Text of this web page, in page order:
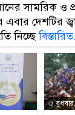
সামরিক ও
এবার দেশটির
নিচ্ছে